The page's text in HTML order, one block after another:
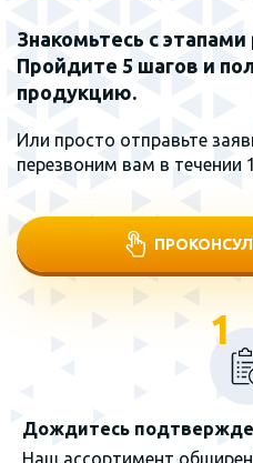
Знакомьтесь с этапами
Пройдите 5 шагов и
продукцию.
Или просто отправьте
перезвоним вам в течении
1
Дождитесь
Наш ассортимент